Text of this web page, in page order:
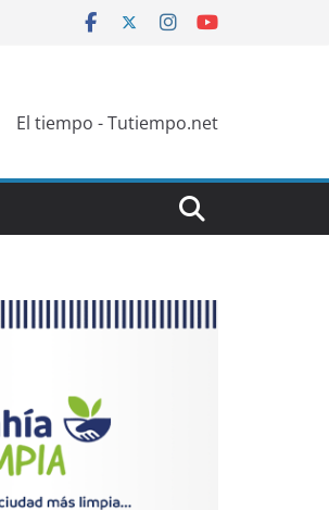
El tiempo - Tutiempo.net